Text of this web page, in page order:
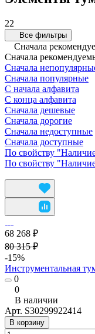
22
Все фильтры
Сначала
Сначала
Сначала
Сначала популярные
С начала алфавита
С конца алфавита
Сначала дешевые
Сначала дорогие
Сначала недоступные
Сначала доступные
По свойству
По свойству
68 268 ₽
80 315 ₽
-15%
Инструментальная
0
0
В наличии
Арт. S30299922414
В корзину